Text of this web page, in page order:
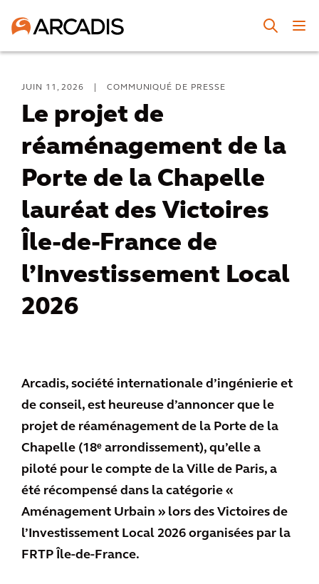
JUIN 11, 2026 COMMUNIQUÉ DE PRESSE
Le projet de
réaménagement de la
Porte de la Chapelle
lauréat des Victoires
Île-de-France de
l’Investissement Local
2026
Arcadis, société internationale d’ingénierie et
de conseil, est heureuse d’annoncer que le
projet de réaménagement de la Porte de la
Chapelle (18ᵉ arrondissement), qu’elle a
piloté pour le compte de la Ville de Paris, a
été récompensé dans la catégorie «
Aménagement Urbain » lors des Victoires de
l’Investissement Local 2026 organisées par la
FRTP Île-de-France.